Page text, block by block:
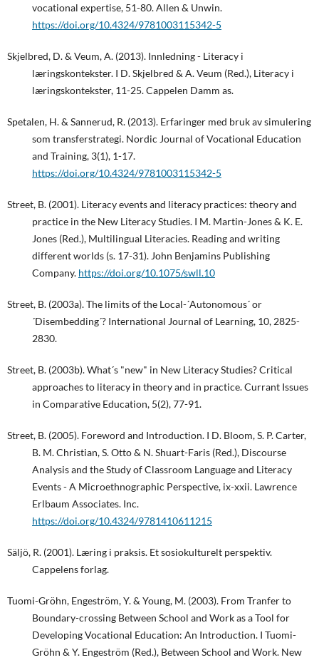
vocational expertise, 51-80. Allen & Unwin.
https://doi.org/10.4324/9781003115342-5
Skjelbred, D. & Veum, A. (2013). Innledning - Literacy i
læringskontekster. I D. Skjelbred & A. Veum (Red.), Literacy i
læringskontekster, 11-25. Cappelen Damm as.
Spetalen, H. & Sannerud, R. (2013). Erfaringer med bruk av simulering
som transferstrategi. Nordic Journal of Vocational Education
and Training, 3(1), 1-17.
https://doi.org/10.4324/9781003115342-5
Street, B. (2001). Literacy events and literacy practices: theory and
practice in the New Literacy Studies. I M. Martin-Jones & K. E.
Jones (Red.), Multilingual Literacies. Reading and writing
different worlds (s. 17-31). John Benjamins Publishing
Company. https://doi.org/10.1075/swll.10
Street, B. (2003a). The limits of the Local-´Autonomous´ or
´Disembedding´? International Journal of Learning, 10, 2825-
2830.
Street, B. (2003b). What´s "new" in New Literacy Studies? Critical
approaches to literacy in theory and in practice. Currant Issues
in Comparative Education, 5(2), 77-91.
Street, B. (2005). Foreword and Introduction. I D. Bloom, S. P. Carter,
B. M. Christian, S. Otto & N. Shuart-Faris (Red.), Discourse
Analysis and the Study of Classroom Language and Literacy
Events - A Microethnographic Perspective, ix-xxii. Lawrence
Erlbaum Associates. Inc.
https://doi.org/10.4324/9781410611215
Säljö, R. (2001). Læring i praksis. Et sosiokulturelt perspektiv.
Cappelens forlag.
Tuomi-Gröhn, Engeström, Y. & Young, M. (2003). From Tranfer to
Boundary-crossing Between School and Work as a Tool for
Developing Vocational Education: An Introduction. I Tuomi-
Gröhn & Y. Engeström (Red.), Between School and Work. New